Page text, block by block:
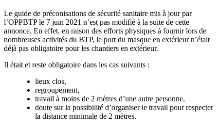
Le guide de préconisations de sécurité sanitaire mis à jour par
l’OPPBTP le 7 juin 2021 n’est pas modifié à la suite de cette
annonce. En effet, en raison des efforts physiques à fournir lors de
nombreuses activités du BTP, le port du masque en extérieur n’était
déjà pas obligatoire pour les chantiers en extérieur.
Il était et reste obligatoire dans les cas suivants :
lieux clos,
regroupement,
travail à moins de 2 mètres d’une autre personne,
doute sur la possibilité d’organiser le travail pour respecter
la distance minimale de 2 mètres.